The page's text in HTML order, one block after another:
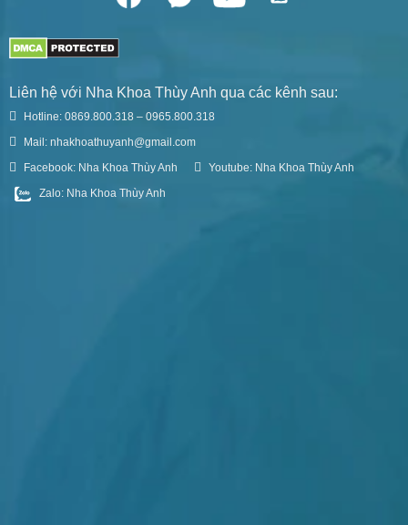
Liên hệ với Nha Khoa Thùy Anh qua các kênh sau:
Hotline: 0869.800.318 – 0965.800.318
Mail: nhakhoathuyanh@gmail.com
Facebook: Nha Khoa Thùy Anh
Youtube: Nha Khoa Thùy Anh
Zalo: Nha Khoa Thùy Anh